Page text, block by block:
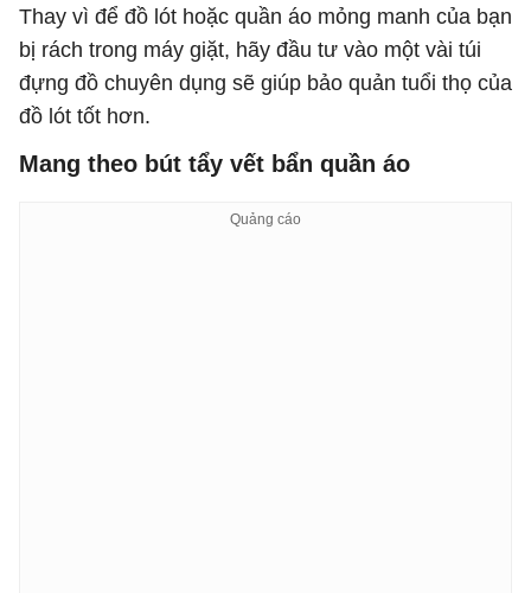
Thay vì để đồ lót hoặc quần áo mỏng manh của bạn
bị rách trong máy giặt, hãy đầu tư vào một vài túi
đựng đồ chuyên dụng sẽ giúp bảo quản tuổi thọ của
đồ lót tốt hơn.
Mang theo bút tẩy vết bẩn quần áo